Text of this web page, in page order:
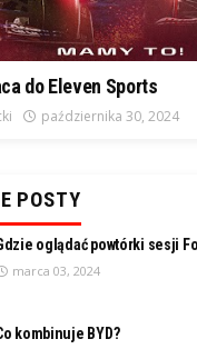
do Eleven Sports
października 30, 2024
POSTY
oglądać powtórki sesji
marca 03, 2024
kombinuje BYD?